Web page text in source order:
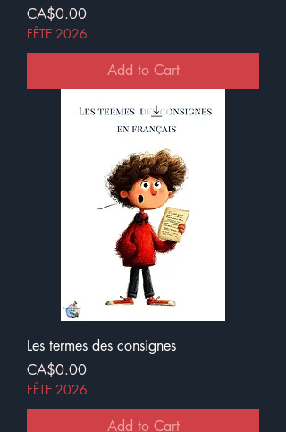
Price
CA$0.00
FÊTE 2026
Add to Cart
Les termes des consignes
Price
CA$0.00
FÊTE 2026
Add to Cart